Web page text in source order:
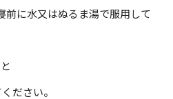
前に水又はぬるま湯で服用して
ださい。